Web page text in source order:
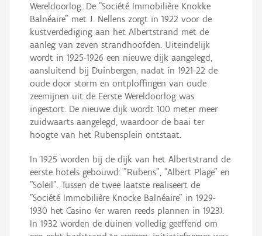
Wereldoorlog. De "Société Immobilière Knokke
Balnéaire" met J. Nellens zorgt in 1922 voor de
kustverdediging aan het Albertstrand met de
aanleg van zeven strandhoofden. Uiteindelijk
wordt in 1925-1926 een nieuwe dijk aangelegd,
aansluitend bij Duinbergen, nadat in 1921-22 de
oude door storm en ontploffingen van oude
zeemijnen uit de Eerste Wereldoorlog was
ingestort. De nieuwe dijk wordt 100 meter meer
zuidwaarts aangelegd, waardoor de baai ter
hoogte van het Rubensplein ontstaat.
In 1925 worden bij de dijk van het Albertstrand de
eerste hotels gebouwd: "Rubens", "Albert Plage" en
"Soleil". Tussen de twee laatste realiseert de
"Société Immobilière Knocke Balnéaire" in 1929-
1930 het Casino (er waren reeds plannen in 1923).
In 1932 worden de duinen volledig geëffend om